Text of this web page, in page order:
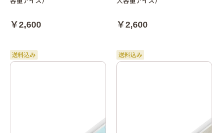
￥2,600 ￥2,600